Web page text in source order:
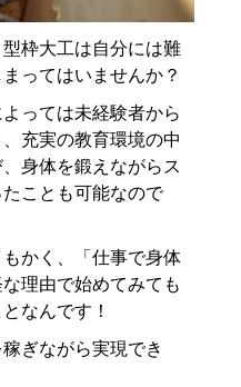
枠大工は自分には難
ってはいませんか？
っては未経験者から
充実の教育環境の中
身体を鍛えながらス
ことも可能なので
かく、「仕事で身体
理由で始めてみても
なんです！
ぎながら実現でき